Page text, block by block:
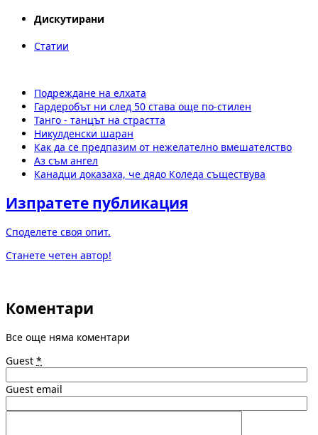
Дискутирани
Статии
Подреждане на елхата
Гардеробът ни след 50 става още по-стилен
Танго - танцът на страстта
Никулденски шаран
Как да се предпазим от нежелателно вмешателство
Аз съм ангел
Канадци доказаха, че дядо Коледа съществува
Изпратете публикация
Споделете своя опит.
Станете четен автор!
Коментари
Все още няма коментари
Guest *
Guest email